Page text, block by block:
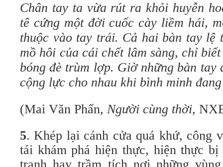
Chân tay ta vừa rút ra khỏi huyễn
tê cứng một đời cuốc cày liềm hái,
thuộc vào tay trái. Cả hai bàn tay lệ
mồ hôi của cái chết lâm sàng, chỉ
bóng đè trùm lợp. Giờ những bàn tay
cộng lực cho nhau khi bình minh
(Mai Văn Phấn, Người cùng thời,
5. Khép lại cánh cửa quá khứ, công
tái khám phá hiện thực, hiện thực bị